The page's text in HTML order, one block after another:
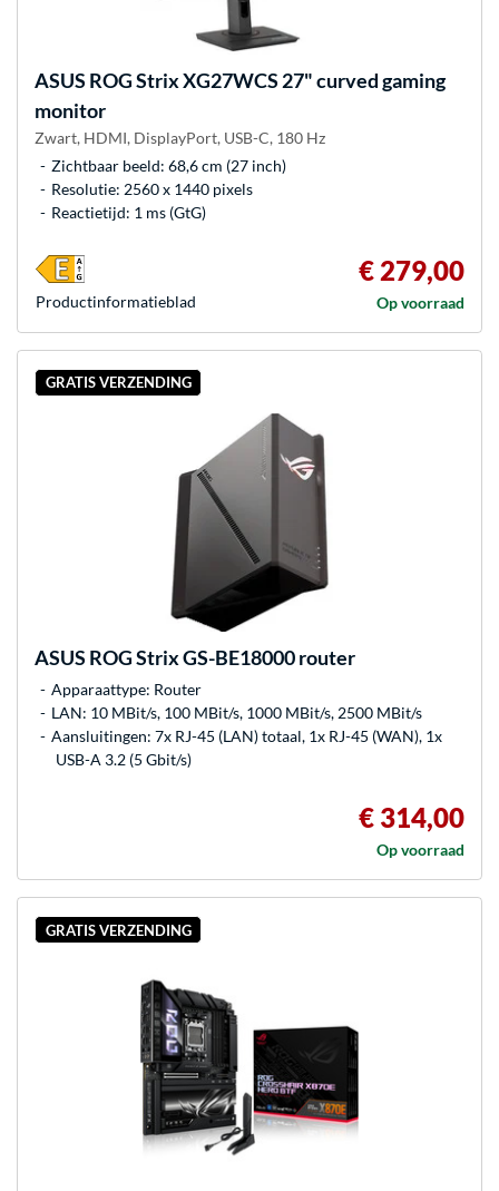
ASUS ROG Strix XG27WCS 27" curved gaming
monitor
Zwart, HDMI, DisplayPort, USB-C, 180 Hz
Zichtbaar beeld: 68,6 cm (27 inch)
Resolutie: 2560 x 1440 pixels
Reactietijd: 1 ms (GtG)
€ 279,00
Op voorraad
Product­informatieblad
GRATIS VERZENDING
ASUS ROG Strix GS-BE18000 router
Apparaattype: Router
LAN: 10 MBit/s, 100 MBit/s, 1000 MBit/s, 2500 MBit/s
Aansluitingen: 7x RJ-45 (LAN) totaal, 1x RJ-45 (WAN), 1x
USB-A 3.2 (5 Gbit/s)
€ 314,00
Op voorraad
GRATIS VERZENDING